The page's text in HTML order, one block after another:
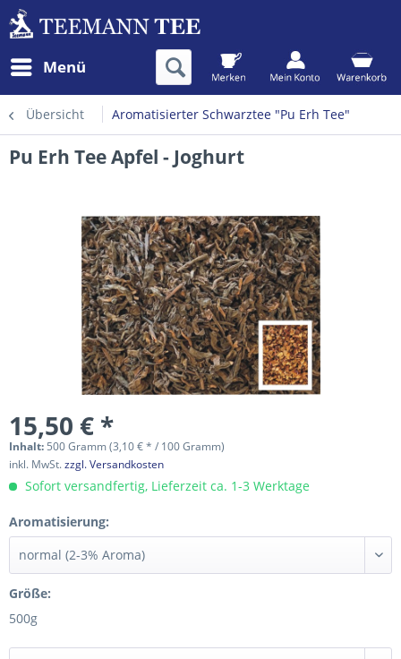
Menü
Übersicht Aromatisierter Schwarztee "Pu Erh Tee"
Pu Erh Tee Apfel - Joghurt
15,50 € *
Inhalt: 500 Gramm (3,10 € * / 100 Gramm)
inkl. MwSt.zzgl. Versandkosten
Sofort versandfertig, Lieferzeit ca. 1-3 Werktage
Aromatisierung:
Größe:
500g